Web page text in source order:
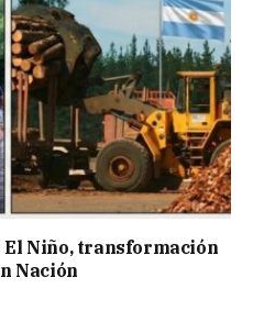
Niño, transformación
Nación